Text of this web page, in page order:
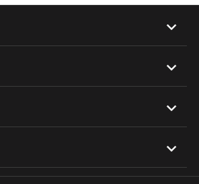



